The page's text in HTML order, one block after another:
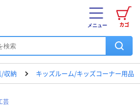
カゴ
メニュー
/収納 キッズルーム/キッズコーナー用品
芸